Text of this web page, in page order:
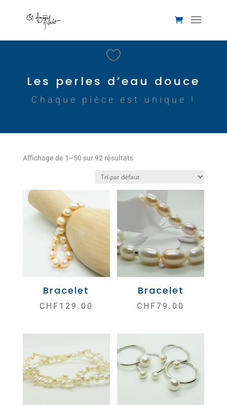

Les perles d’eau douce
Chaque pièce est unique !
Affichage de 1–50 sur 92 résultats
Bracelet
CHF 129.00
Bracelet
CHF79.00